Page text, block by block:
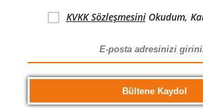
KVKK SözleşmesiniOkudum,